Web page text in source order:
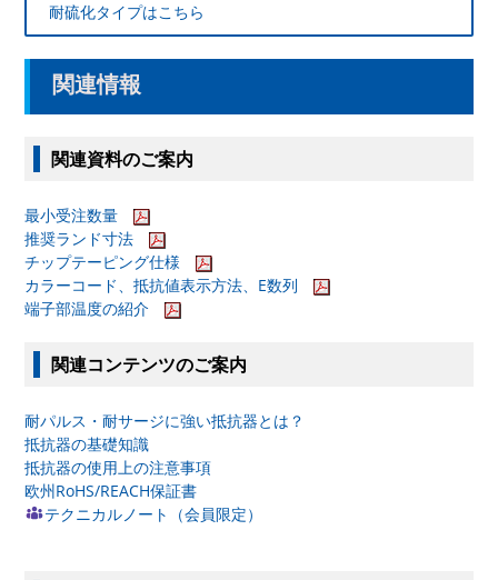
耐硫化タイプはこちら
関連情報
関連資料のご案内
最小受注数量
推奨ランド寸法
チップテーピング仕様
カラーコード、抵抗値表示方法、E数列
端子部温度の紹介
関連コンテンツのご案内
耐パルス・耐サージに強い抵抗器とは？
抵抗器の基礎知識
抵抗器の使用上の注意事項
欧州RoHS/REACH保証書
テクニカルノート（会員限定）